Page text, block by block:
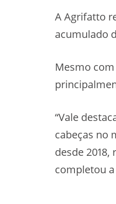
A Agrifatto
acumulado
Mesmo
“Vale
cabeças no
desde
completou